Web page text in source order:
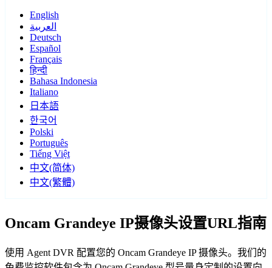
English
العربية
Deutsch
Español
Français
हिन्दी
Bahasa Indonesia
Italiano
日本語
한국어
Polski
Português
Tiếng Việt
中文(简体)
中文(繁體)
Oncam Grandeye IP摄像头设置URL指南
使用 Agent DVR 配置您的 Oncam Grandeye IP 摄像头。我们的